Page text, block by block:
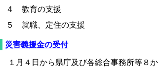
４ 教育の支援
５ 就職、定住の支援
災害義援金の受付
１月４日から県庁及び各総合事務所等８か